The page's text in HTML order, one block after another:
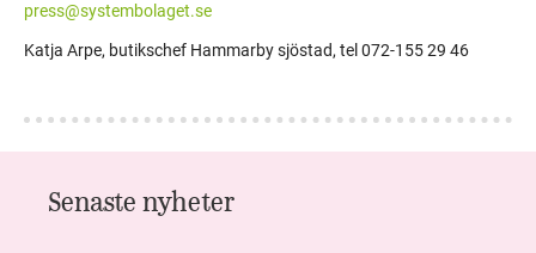
press@systembolaget.se
Katja Arpe, butikschef Hammarby sjöstad, tel 072-155 29 46
Senaste nyheter